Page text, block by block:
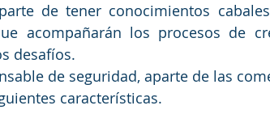
de tener conocimientos
acompañarán los procesos de
desafíos.
de seguridad, aparte de las
características.